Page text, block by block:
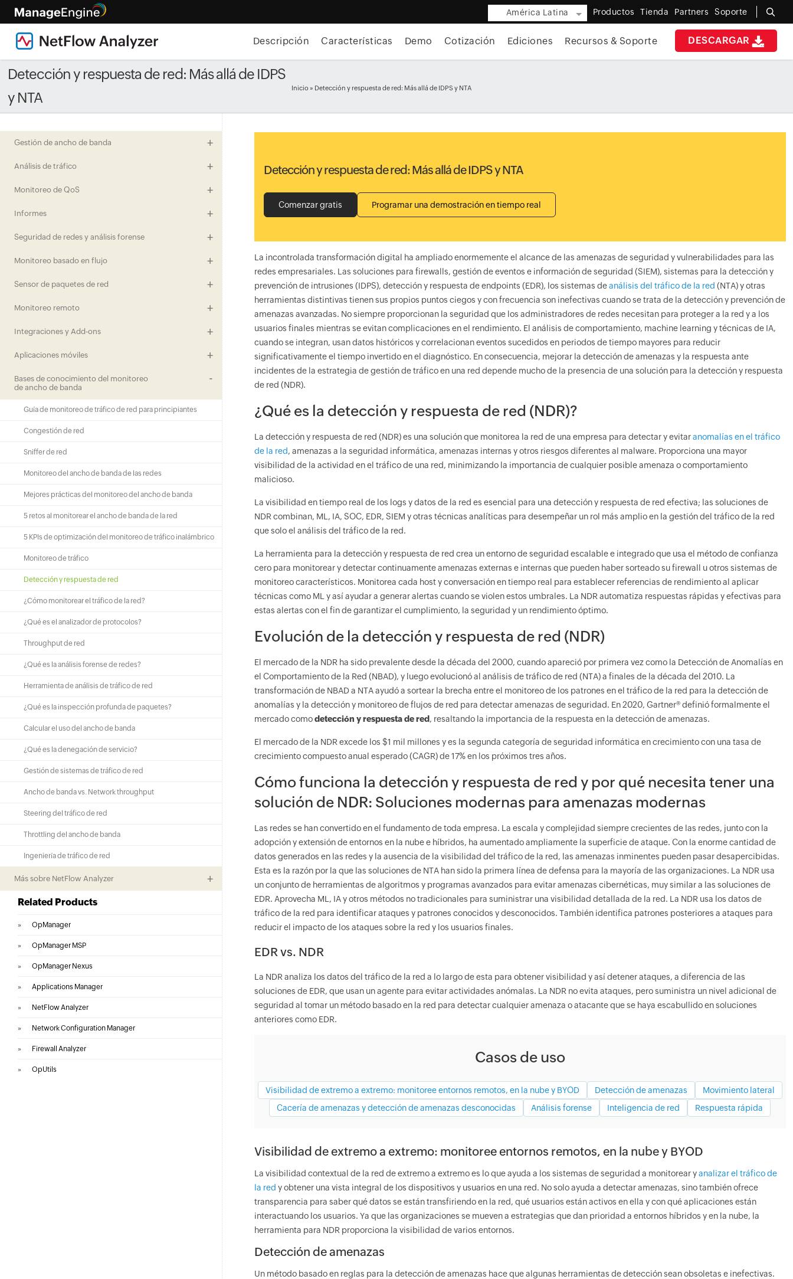
América Latina Productos Tienda Partners Soporte
DESCARGAR
Descripción Características Demo Cotización Ediciones Recursos & Soporte
Detección y respuesta de red: Más allá de IDPS
y NTA
Inicio » Detección y respuesta de red: Más allá de IDPS y NTA
Gestión de ancho de banda
Análisis de tráfico
Monitoreo de QoS
Informes
Seguridad de redes y análisis forense
Monitoreo basado en flujo
Sensor de paquetes de red
Monitoreo remoto
Integraciones y Add-ons
Aplicaciones móviles
Bases de conocimiento del monitoreo
de ancho de banda
Guía de monitoreo de tráfico de red para principiantes
Congestión de red
Sniffer de red
Monitoreo del ancho de banda de las redes
Mejores prácticas del monitoreo del ancho de banda
5 retos al monitorear el ancho de banda de la red
5 KPIs de optimización del monitoreo de tráfico inalámbrico
Monitoreo de tráfico
Detección y respuesta de red
¿Cómo monitorear el tráfico de la red?
¿Qué es el analizador de protocolos?
Throughput de red
¿Qué es la análisis forense de redes?
Herramienta de análisis de tráfico de red
¿Qué es la inspección profunda de paquetes?
Calcular el uso del ancho de banda
¿Qué es la denegación de servicio?
Gestión de sistemas de tráfico de red
Ancho de banda vs. Network throughput
Steering del tráfico de red
Throttling del ancho de banda
Ingeniería de tráfico de red
Más sobre NetFlow Analyzer
Related Products
» OpManager
» OpManager MSP
» OpManager Nexus
» Applications Manager
» NetFlow Analyzer
» Network Configuration Manager
» Firewall Analyzer
» OpUtils
Detección y respuesta de red: Más allá de IDPS y NTA
Comenzar gratis Programar una demostración en tiempo real
La incontrolada transformación digital ha ampliado enormemente el alcance de las amenazas de seguridad y vulnerabilidades para las
redes empresariales. Las soluciones para firewalls, gestión de eventos e información de seguridad (SIEM), sistemas para la detección y
prevención de intrusiones (IDPS), detección y respuesta de endpoints (EDR), los sistemas deanálisis del tráfico de la red (NTA) y otras
herramientas distintivas tienen sus propios puntos ciegos y con frecuencia son inefectivas cuando se trata de la detección y prevención de
amenazas avanzadas. No siempre proporcionan la seguridad que los administradores de redes necesitan para proteger a la red y a los
usuarios finales mientras se evitan complicaciones en el rendimiento. El análisis de comportamiento, machine learning y técnicas de IA,
cuando se integran, usan datos históricos y correlacionan eventos sucedidos en periodos de tiempo mayores para reducir
significativamente el tiempo invertido en el diagnóstico. En consecuencia, mejorar la detección de amenazas y la respuesta ante
incidentes de la estrategia de gestión de tráfico en una red depende mucho de la presencia de una solución para la detección y respuesta
de red (NDR).
¿Qué es la detección y respuesta de red (NDR)?
La detección y respuesta de red (NDR) es una solución que monitorea la red de una empresa para detectar y evitaranomalías en el tráfico
de la red, amenazas a la seguridad informática, amenazas internas y otros riesgos diferentes al malware. Proporciona una mayor
visibilidad de la actividad en el tráfico de una red, minimizando la importancia de cualquier posible amenaza o comportamiento
malicioso.
La visibilidad en tiempo real de los logs y datos de la red es esencial para una detección y respuesta de red efectiva; las soluciones de
NDR combinan, ML, IA, SOC, EDR, SIEM y otras técnicas analíticas para desempeñar un rol más amplio en la gestión del tráfico de la red
que solo el análisis del tráfico de la red.
La herramienta para la detección y respuesta de red crea un entorno de seguridad escalable e integrado que usa el método de confianza
cero para monitorear y detectar continuamente amenazas externas e internas que pueden haber sorteado su firewall u otros sistemas de
monitoreo característicos. Monitorea cada host y conversación en tiempo real para establecer referencias de rendimiento al aplicar
técnicas como ML y así ayudar a generar alertas cuando se violen estos umbrales. La NDR automatiza respuestas rápidas y efectivas para
estas alertas con el fin de garantizar el cumplimiento, la seguridad y un rendimiento óptimo.
Evolución de la detección y respuesta de red (NDR)
El mercado de la NDR ha sido prevalente desde la década del 2000, cuando apareció por primera vez como la Detección de Anomalías en
el Comportamiento de la Red (NBAD), y luego evolucionó al análisis de tráfico de red (NTA) a finales de la década del 2010. La
transformación de NBAD a NTA ayudó a sortear la brecha entre el monitoreo de los patrones en el tráfico de la red para la detección de
anomalías y la detección y monitoreo de flujos de red para detectar amenazas de seguridad. En 2020, Gartner®definió formalmente el
mercado comodetección y respuesta de red , resaltando la importancia de la respuesta en la detección de amenazas.
El mercado de la NDR excede los $1 mil millones y es la segunda categoría de seguridad informática en crecimiento con una tasa de
crecimiento compuesto anual esperado (CAGR) de 17% en los próximos tres años.
Cómo funciona la detección y respuesta de red y por qué necesita tener una
solución de NDR: Soluciones modernas para amenazas modernas
Las redes se han convertido en el fundamento de toda empresa. La escala y complejidad siempre crecientes de las redes, junto con la
adopción y extensión de entornos en la nube e híbridos, ha aumentado ampliamente la superficie de ataque. Con la enorme cantidad de
datos generados en las redes y la ausencia de la visibilidad del tráfico de la red, las amenazas inminentes pueden pasar desapercibidas.
Esta es la razón por la que las soluciones de NTA han sido la primera línea de defensa para la mayoría de las organizaciones. La NDR usa
un conjunto de herramientas de algoritmos y programas avanzados para evitar amenazas cibernéticas, muy similar a las soluciones de
EDR. Aprovecha ML, IA y otros métodos no tradicionales para suministrar una visibilidad detallada de la red. La NDR usa los datos de
tráfico de la red para identificar ataques y patrones conocidos y desconocidos. También identifica patrones posteriores a ataques para
reducir el impacto de los ataques sobre la red y los usuarios finales.
EDR vs. NDR
La NDR analiza los datos del tráfico de la red a lo largo de esta para obtener visibilidad y así detener ataques, a diferencia de las
soluciones de EDR, que usan un agente para evitar actividades anómalas. La NDR no evita ataques, pero suministra un nivel adicional de
seguridad al tomar un método basado en la red para detectar cualquier amenaza o atacante que se haya escabullido en soluciones
anteriores como EDR.
Casos de uso
Visibilidad de extremo a extremo: monitoree entornos remotos, en la nube y BYOD Detección de amenazas
Movimiento lateral
Cacería de amenazas y detección de amenazas desconocidas
Análisis forense Inteligencia de red Respuesta rápida
Visibilidad de extremo a extremo: monitoree entornos remotos, en la nube y BYOD
La visibilidad contextual de la red de extremo a extremo es lo que ayuda a los sistemas de seguridad a monitorear yanalizar el tráfico de
la red y obtener una vista integral de los dispositivos y usuarios en una red. No solo ayuda a detectar amenazas, sino también ofrece
transparencia para saber qué datos se están transfiriendo en la red, qué usuarios están activos en ella y con qué aplicaciones están
interactuando los usuarios. Ya que las organizaciones se mueven a estrategias que dan prioridad a entornos híbridos y en la nube, la
herramienta para NDR proporciona la visibilidad de varios entornos.
Detección de amenazas
Un método basado en reglas para la detección de amenazas hace que algunas herramientas de detección sean obsoletas e inefectivas.